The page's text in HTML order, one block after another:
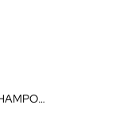
K-PAK PROFESSIONAL CLARIFYING SHAMPOO LITER 1000ML